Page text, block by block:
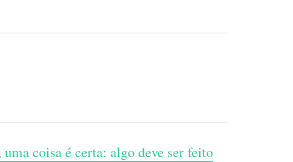
coisa é certa: algo deve ser feito